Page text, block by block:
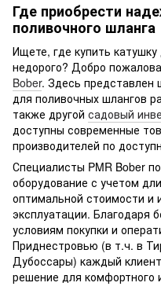
Где приобрести
поливочного шланга
Ищете, где купить
недорого? Добро
Bober. Здесь представлен
для поливочных шлангов
также другой садовый
доступны современные
производителей по
Специалисты PMR Bober
оборудование с учетом
оптимальной стоимости и
эксплуатации. Благодаря
условиям покупки и
Приднестровью (в т.ч. в
Дубоссары) каждый
решение для комфортного